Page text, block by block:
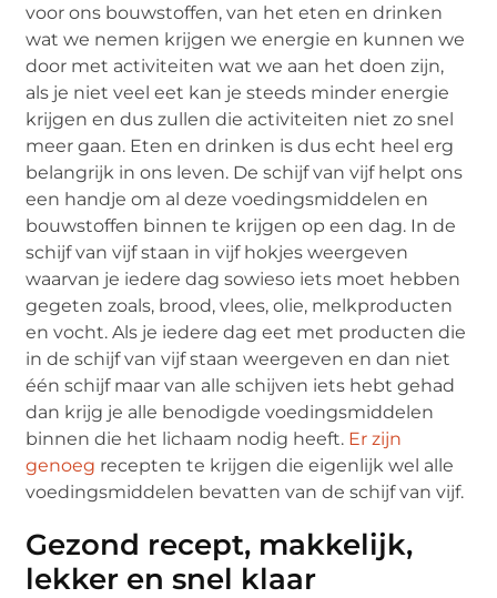
voor ons bouwstoffen, van het eten en drinken
wat we nemen krijgen we energie en kunnen we
door met activiteiten wat we aan het doen zijn,
als je niet veel eet kan je steeds minder energie
krijgen en dus zullen die activiteiten niet zo snel
meer gaan. Eten en drinken is dus echt heel erg
belangrijk in ons leven. De schijf van vijf helpt ons
een handje om al deze voedingsmiddelen en
bouwstoffen binnen te krijgen op een dag. In de
schijf van vijf staan in vijf hokjes weergeven
waarvan je iedere dag sowieso iets moet hebben
gegeten zoals, brood, vlees, olie, melkproducten
en vocht. Als je iedere dag eet met producten die
in de schijf van vijf staan weergeven en dan niet
één schijf maar van alle schijven iets hebt gehad
dan krijg je alle benodigde voedingsmiddelen
binnen die het lichaam nodig heeft. Er zijn
genoeg recepten te krijgen die eigenlijk wel alle
voedingsmiddelen bevatten van de schijf van vijf.
Gezond recept, makkelijk,
lekker en snel klaar